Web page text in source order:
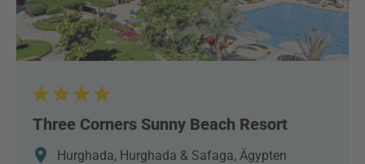
Three Corners Sunny Beach Resort
Hurghada, Hurghada & Safaga, Ägypten